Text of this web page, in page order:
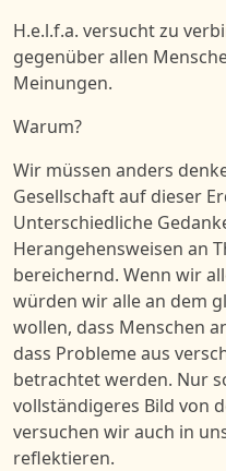
H.e.l.f.a. versucht zu
gegenüber allen
Meinungen.
Warum?
Wir müssen anders
Gesellschaft auf dieser
Unterschiedliche
Herangehensweisen an
bereichernd. Wenn wir
würden wir alle an dem
wollen, dass Menschen
dass Probleme aus
betrachtet werden. Nur
vollständigeres Bild von
versuchen wir auch in
reflektieren.